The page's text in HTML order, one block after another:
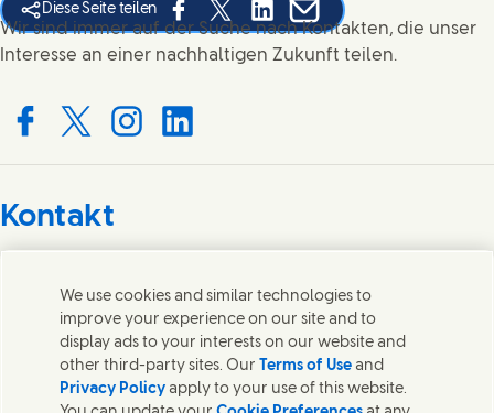
Diese Seite teilen
Share this page on Facebook
Share this page on X
Share this page on Linked In
Share this page on E-
Wir sind immer auf der Suche nach Kontakten, die unser
Interesse an einer nachhaltigen Zukunft teilen.
with us on Facebook
Connect with us on X
Connect with us on Instagram
Connect with us on LinkedIn
Kontakt
helfen gerne bei Fragen.
Kontakt
We use cookies and similar technologies to
improve your experience on our site and to
display ads to your interests on our website and
other third-party sites. Our Terms of Use and
Privacy Policy apply to your use of this website.